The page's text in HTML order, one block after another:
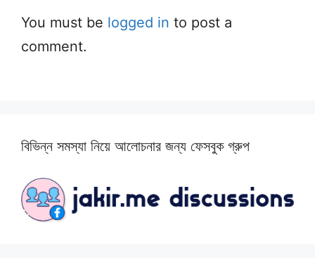
You must be logged in to post a
comment.
বিভিন্ন সমস্যা নিয়ে আলোচনার জন্য ফেসবুক গ্রুপ